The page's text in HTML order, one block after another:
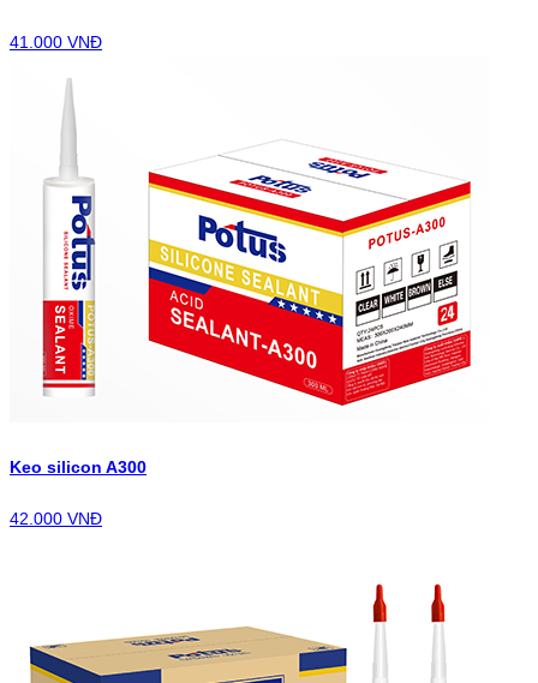
41.000 VNĐ
Keo silicon A300
42.000 VNĐ